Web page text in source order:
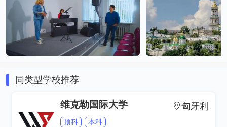
同类型学校推荐
维克勒国际大学 匈牙利
预科
本科